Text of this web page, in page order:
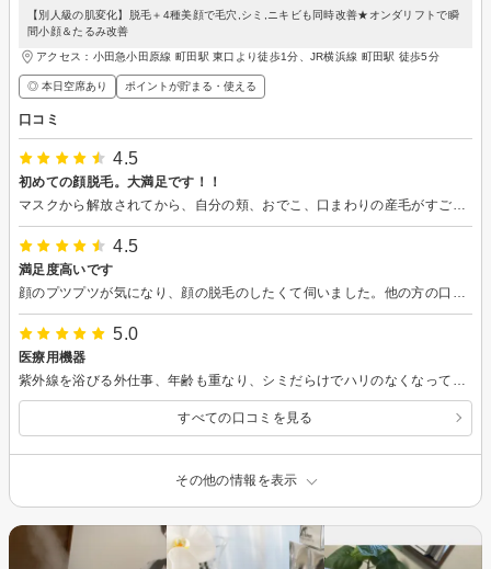
【別人級の肌変化】脱毛＋4種美顔で毛穴,シミ,ニキビも同時改善★オンダリフトで瞬
間小顔＆たるみ改善
アクセス：小田急小田原線 町田駅 東口より徒歩1分、JR横浜線 町田駅 徒歩5分
◎ 本日空席あり ポイントが貯まる・使える
口コミ
4.5
初めての顔脱毛。大満足です！！
4.5
満足度高いです
5.0
医療用機器
すべての口コミを見る
その他の情報を表示